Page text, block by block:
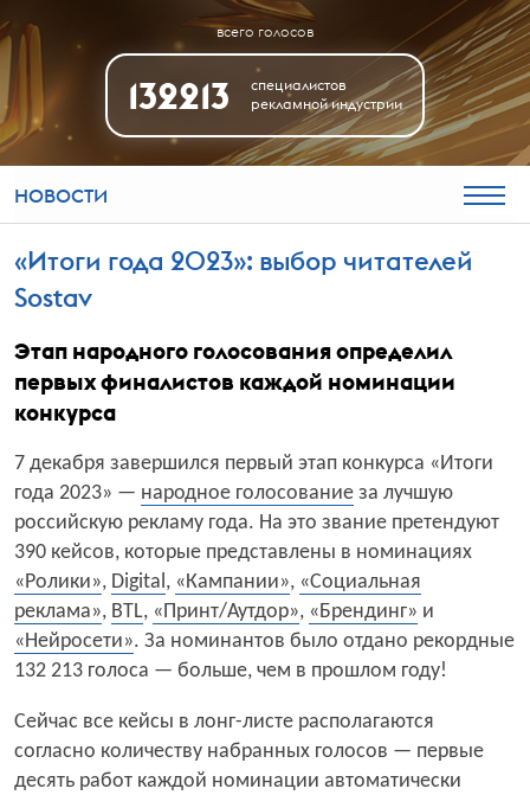
всего голосов
132213
специалистов
рекламной индустрии
НОВОСТИ
«Итоги года 2023»: выбор читателей
Sostav
Этап народного голосования определил
первых финалистов каждой номинации
конкурса
7 декабря завершился первый этап конкурса «Итоги
года 2023» — народное голосование за лучшую
российскую рекламу года. На это звание претендуют
390 кейсов, которые представлены в номинациях
«Ролики», Digital, «Кампании», «Социальная
реклама», BTL, «Принт/Аутдор», «Брендинг» и
«Нейросети». За номинантов было отдано рекордные
132 213 голоса — больше, чем в прошлом году!
Сейчас все кейсы в лонг-листе располагаются
согласно количеству набранных голосов — первые
десять работ каждой номинации автоматически